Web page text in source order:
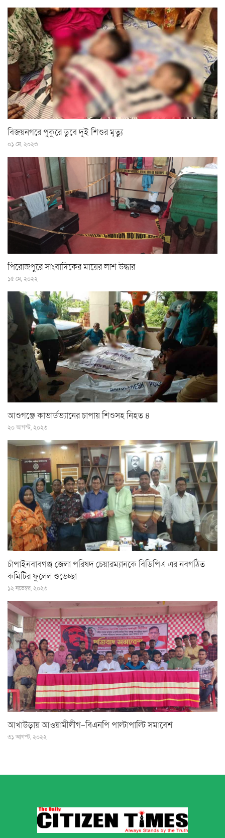
বিজয়নগরে পুকুরে ডুবে দুই শিশুর মৃত্যু
০১ মে, ২০২৩
পিরোজপুরে সাংবাদিকের মায়ের লাশ উদ্ধার
১৫ মে, ২০২২
আশুগঞ্জে কাভার্ডভ্যানের চাপায় শিশুসহ নিহত ৪
২০ আগস্ট, ২০২৩
চাঁপাইনবাবগঞ্জ জেলা পরিষদ চেয়ারম্যানকে বিডিপিএ এর নবগঠিত
কমিটির ফুলেল শুভেচ্ছা
১২ নভেম্বর, ২০২৩
আখাউড়ায় আওয়ামীলীগ-বিএনপি পাল্টাপাল্টি সমাবেশ
৩১ আগস্ট, ২০২২